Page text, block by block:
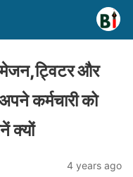
और
कर्मचारी को
क्यों
4 years ago